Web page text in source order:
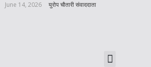
June 14, 2026 युरोप चौतारी संवाददाता